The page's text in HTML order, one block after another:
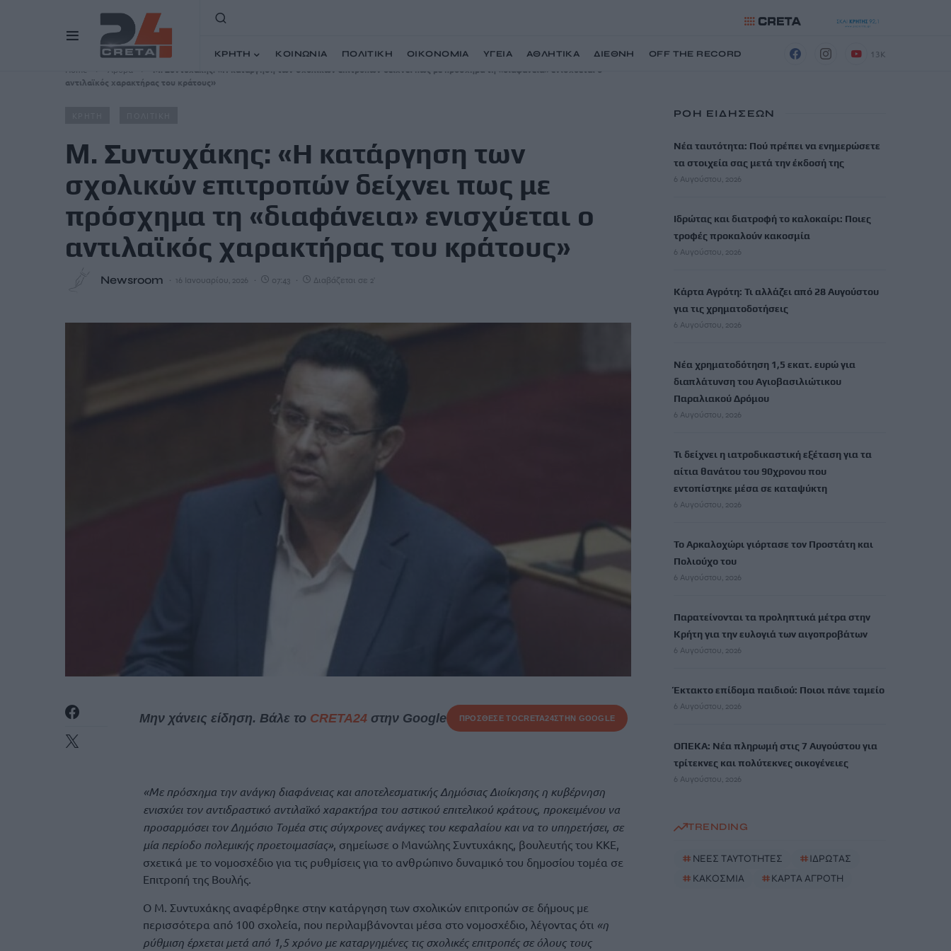
ΚΡΗΤΗ ΚΟΙΝΩΝΙΑ ΠΟΛΙΤΙΚΗ ΟΙΚΟΝΟΜΙΑ ΥΓΕΙΑ ΑΘΛΗΤΙΚΑ ΔΙΕΘΝΗ OFF THE RECORD
13K
Home
Άρθρα
Μ. Συντυχάκης: «Η κατάργηση των σχολικών επιτροπών δείχνει πως με πρόσχημα τη «διαφάνεια» ενισχύεται ο
αντιλαϊκός χαρακτήρας του κράτους»
Μ. Συντυχάκης: «Η κατάργηση των
σχολικών επιτροπών δείχνει πως με
πρόσχημα τη «διαφάνεια» ενισχύεται ο
αντιλαϊκός χαρακτήρας του κράτους»
Newsroom 16 Ιανουαρίου, 2026 07:43 Διαβάζεται σε 2'
Μην χάνεις είδηση. Βάλε το CRETA24στην Google ΠΡΟΣΘΕΣΕ ΤΟCRETA24ΣΤΗΝ GOOGLE
«Με πρόσχημα την ανάγκη διαφάνειας και αποτελεσματικής Δημόσιας Διοίκησης η κυβέρνηση
ενισχύει τον αντιδραστικό αντιλαϊκό χαρακτήρα του αστικού επιτελικού κράτους, προκειμένου να
προσαρμόσει τον Δημόσιο Τομέα στις σύγχρονες ανάγκες του κεφαλαίου και να το υπηρετήσει, σε
μία περίοδο πολεμικής προετοιμασίας», σημείωσε ο Μανώλης Συντυχάκης, βουλευτής του ΚΚΕ,
σχετικά με το νομοσχέδιο για τις ρυθμίσεις για το ανθρώπινο δυναμικό του δημοσίου τομέα σε
Επιτροπή της Βουλής.
Ο Μ. Συντυχάκης αναφέρθηκε στην κατάργηση των σχολικών επιτροπών σε δήμους με
περισσότερα από 100 σχολεία, που περιλαμβάνονται μέσα στο νομοσχέδιο, λέγοντας ότι «η
ρύθμιση έρχεται μετά από 1,5 χρόνο με καταργημένες τις σχολικές επιτροπές σε όλους τους
ΡΟΗ ΕΙΔΗΣΕΩΝ
Νέα ταυτότητα: Πού πρέπει να ενημερώσετε
τα στοιχεία σας μετά την έκδοσή της
6 Αυγούστου, 2026
Ιδρώτας και διατροφή το καλοκαίρι: Ποιες
τροφές προκαλούν κακοσμία
6 Αυγούστου, 2026
Κάρτα Αγρότη: Τι αλλάζει από 28 Αυγούστου
για τις χρηματοδοτήσεις
6 Αυγούστου, 2026
Νέα χρηματοδότηση 1,5 εκατ. ευρώ για
διαπλάτυνση του Αγιοβασιλιώτικου
Παραλιακού Δρόμου
6 Αυγούστου, 2026
Τι δείχνει η ιατροδικαστική εξέταση για τα
αίτια θανάτου του 90χρονου που
εντοπίστηκε μέσα σε καταψύκτη
6 Αυγούστου, 2026
Το Αρκαλοχώρι γιόρτασε τον Προστάτη και
Πολιούχο του
6 Αυγούστου, 2026
Παρατείνονται τα προληπτικά μέτρα στην
Κρήτη για την ευλογιά των αιγοπροβάτων
6 Αυγούστου, 2026
Έκτακτο επίδομα παιδιού: Ποιοι πάνε ταμείο
6 Αυγούστου, 2026
ΟΠΕΚΑ: Νέα πληρωμή στις 7 Αυγούστου για
τρίτεκνες και πολύτεκνες οικογένειες
6 Αυγούστου, 2026
TRENDING
# ΝΕΕΣ ΤΑΥΤΟΤΗΤΕΣ #ΙΔΡΩΤΑΣ
# ΚΑΚΟΣΜΙΑ #ΚΑΡΤΑ ΑΓΡΟΤΗ